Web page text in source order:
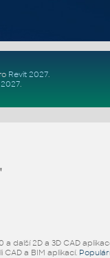
Revit 2027.
.
a další 2D a 3D CAD
a BIM aplikací.